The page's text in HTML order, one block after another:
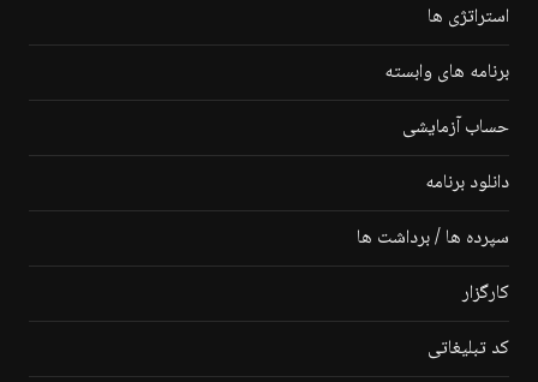
استراتژی ها
برنامه های وابسته
حساب آزمایشی
دانلود برنامه
سپرده ها / برداشت ها
کارگزار
کد تبلیغاتی